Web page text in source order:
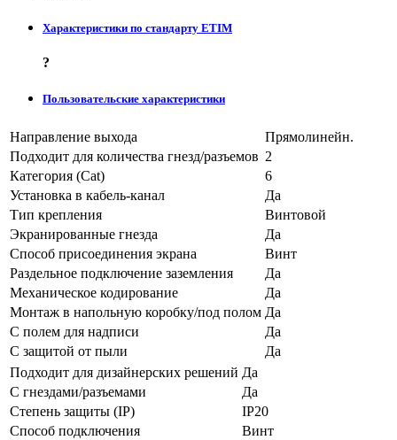
Характеристики по стандарту ETIM
?
Пользовательские характеристики
Направление выхода
Прямолинейн.
Подходит для количества гнезд/разъемов 2
Категория (Cat)
6
Установка в кабель-канал
Да
Тип крепления
Винтовой
Экранированные гнезда
Да
Способ присоединения экрана
Винт
Раздельное подключение заземления
Да
Механическое кодирование
Да
Монтаж в напольную коробку/под полом Да
С полем для надписи
Да
С защитой от пыли
Да
Подходит для дизайнерских решений Да
С гнездами/разъемами
Да
Степень защиты (IP)
IP20
Способ подключения
Винт